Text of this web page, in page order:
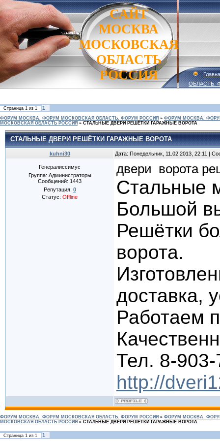
САЙТ
МОСКВА
МОСКОВСКАЯ
ОБЛАСТЬ
РОССИЯ
ОБЛАСТЬ.
Страница 1 из 1 1
ФОРУМ МОСКВА. ФОРУМ МОСКОВСКАЯ ОБЛАСТЬ. ФОРУМ РОССИЯ » ФОРУМ МОСКВА.
МОСКОВСКАЯ ОБЛАСТЬ РОССИЯ » СТАЛЬНЫЕ ДВЕРИ РЕШЁТКИ ГАРАЖНЫЕ ВОРОТА
СТАЛЬНЫЕ ДВЕРИ РЕШЁТКИ ГАРАЖНЫЕ ВОРОТА
kuhni30 Дата: Понедельник, 11.02.2013, 22:11 |
Генералиссимус
Группа: Администраторы
Сообщений: 1443
Репутация: 0
Статус: Offline
двери ворота
Стальные
Большой
Решётки
ворота.
доставка,
Работаем
Тел. 8-
http://
ФОРУМ МОСКВА. ФОРУМ МОСКОВСКАЯ ОБЛАСТЬ. ФОРУМ РОССИЯ » ФОРУМ МОСКВА.
МОСКОВСКАЯ ОБЛАСТЬ РОССИЯ » СТАЛЬНЫЕ ДВЕРИ РЕШЁТКИ ГАРАЖНЫЕ ВОРОТА
Страница 1 из 1 1